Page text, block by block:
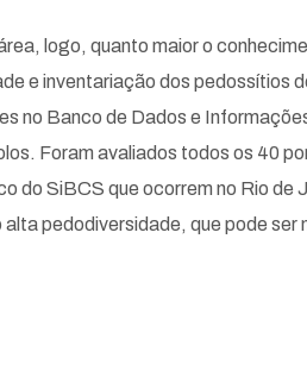
logo, quanto maior o
e inventariação dos pedossítios
no Banco de Dados e
Foram avaliados todos os 40
SiBCS que ocorrem no Rio de
pedodiversidade, que pode